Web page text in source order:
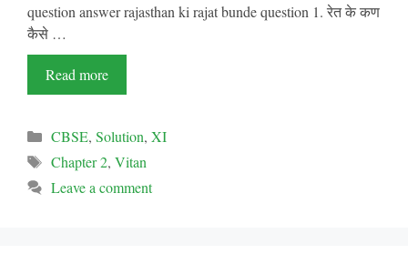
question answer rajasthan ki rajat bunde question 1. रेत के कण
कैसे …
Read more
Categories
CBSE, Solution, XI
Tags
Chapter 2, Vitan
Leave a comment